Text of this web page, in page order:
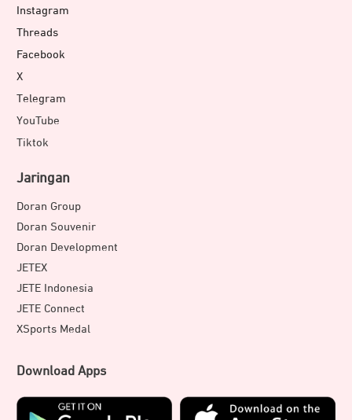
Instagram
Threads
Facebook
X
Telegram
YouTube
Tiktok
Jaringan
Doran Group
Doran Souvenir
Doran Development
JETEX
JETE Indonesia
JETE Connect
XSports Medal
Download Apps